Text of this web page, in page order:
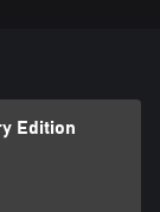
Edition